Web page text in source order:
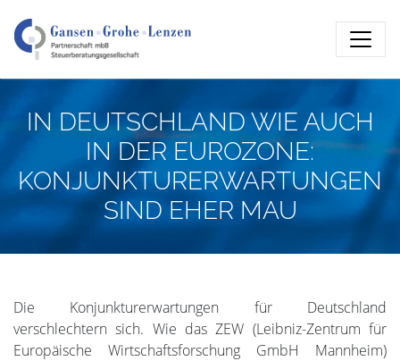
IN DEUTSCHLAND WIE AUCH
IN DER EUROZONE:
KONJUNKTURERWARTUNGEN
SIND EHER MAU
Die Konjunkturerwartungen für Deutschland
verschlechtern sich. Wie das ZEW (Leibniz-Zentrum für
Europäische Wirtschaftsforschung GmbH Mannheim)